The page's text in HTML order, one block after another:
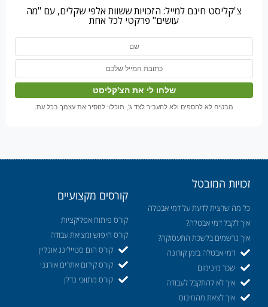
צ'קליסט חינם למייל: הזכויות ששוות אלפי שקלים, עם "מה
עושים" פרקטי לכל אחת
מבטיח לא להספים ולא להעביר לצד ג', תוכל/י להסיר את עצמך בכל עת.
זכויות המובטל
כל מה שרצית לדעת על דמי אבטלה
איך לקבל דמי אבטלה?
איך נרשמים בלשכת התעסוקה?
דמי אבטלה בזמן קורונה
שכר מינימום
איך לא להתקבל לעבודה
איך לצאת מהמינוס
קורסים מקצועיים
קורס פיתוח אפליקציות
קורס חיפוש ומציאת עבודה
קורס הום סטיילינג אונליין
קורס קידום אתרים אורגני
קורס מתווכי נדלן